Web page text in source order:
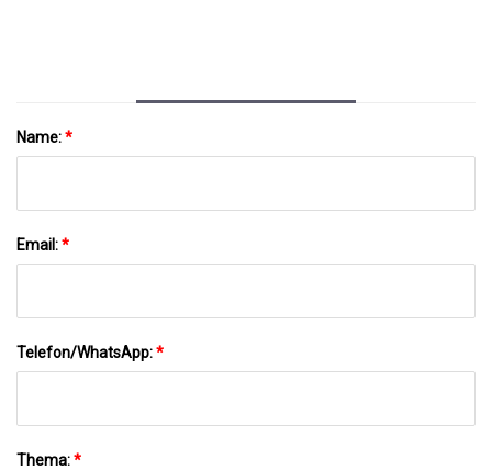
Name:*
Email:*
Telefon/WhatsApp:*
Thema:*